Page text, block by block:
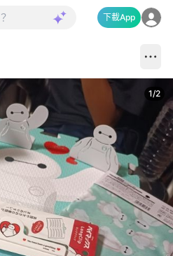
下載App
1/2